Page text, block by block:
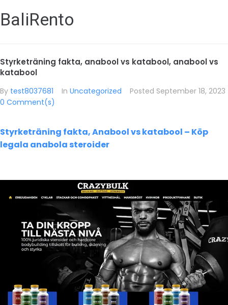
BaliRento
Styrketräning fakta, anabool vs katabool, anabool vs
katabool
By test8037681 In Uncategorized Posted September 18, 2023
0 Comment(s)
Styrketräning fakta, Anabool vs katabool – Köp
legala anabola steroider